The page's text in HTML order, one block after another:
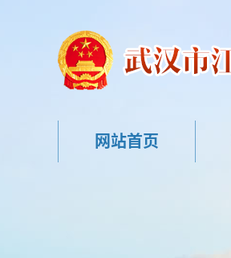
网站首页